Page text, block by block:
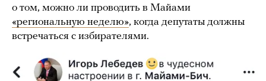
о том, можно ли проводить в Майами
«региональную неделю», когда депутаты должны
встречаться с избирателями.